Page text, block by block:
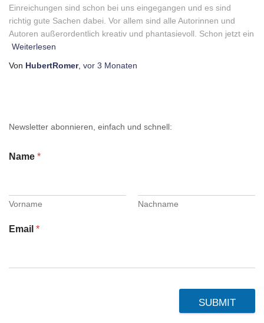
Einreichungen sind schon bei uns eingegangen und es sind
richtig gute Sachen dabei. Vor allem sind alle Autorinnen und
Autoren außerordentlich kreativ und phantasievoll. Schon jetzt ein
Weiterlesen
Von HubertRomer, vor 3 Monaten
Newsletter abonnieren, einfach und schnell:
Name *
Vorname Nachname
Email *
SUBMIT